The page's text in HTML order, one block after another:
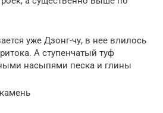
уже Дзонг-чу, в нее влилось
А ступенчатый туф
насыпями песка и глины